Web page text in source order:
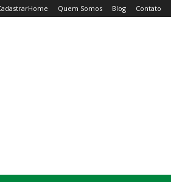
Home Quem Somos Blog Contato